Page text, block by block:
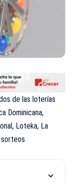
de las loterías
Dominicana,
Loteka, La